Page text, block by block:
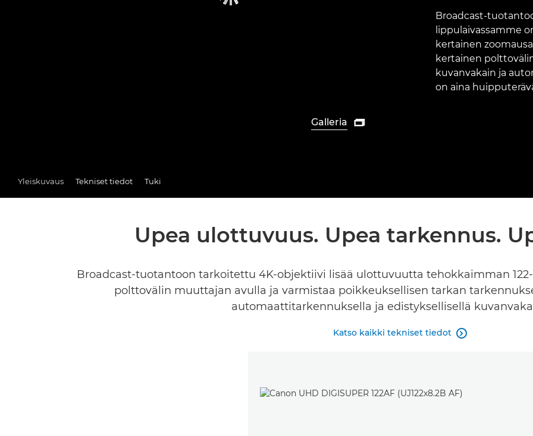
Galleria 
Broadcast-
lippulaivassamme
kertainen
kertainen
kuvanvakain ja
on aina
Yleiskuvaus Tekniset tiedot Tuki
Upea ulottuvuus. Upea tarkennus.
Broadcast-tuotantoon tarkoitettu 4K-objektiivi lisää ulottuvuutta tehokkaimman
polttovälin muuttajan avulla ja varmistaa poikkeuksellisen tarkan
automaattitarkennuksella ja edistyksellisellä
Katso kaikki tekniset tiedot 